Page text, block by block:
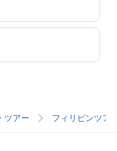
ツアー フィリピンツア